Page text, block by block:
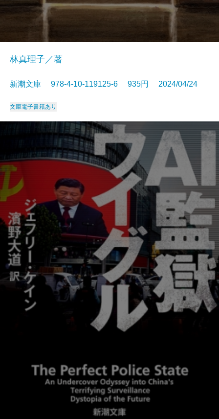
林真理子／著
新潮文庫 978-4-10-119125-6 935円 2024/04/24
文庫電子書籍あり